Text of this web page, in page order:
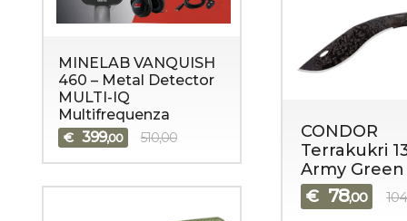
CONDOR
Terrakukri
Army Green
€ 78,00
MINELAB VANQUISH
460 – Metal Detector
MULTI-IQ
Multifrequenza
€ 399,00 510,00